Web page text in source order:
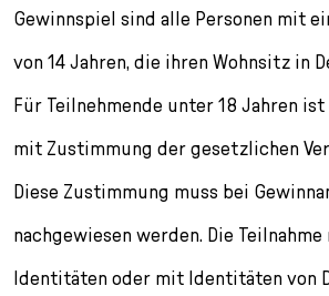
Gewinnspiel sind alle Personen mit
von 14 Jahren, die ihren Wohnsitz in
Für Teilnehmende unter 18 Jahren
mit Zustimmung der gesetzlichen
Diese Zustimmung muss bei
nachgewiesen werden. Die
Identitäten oder mit Identitäten von